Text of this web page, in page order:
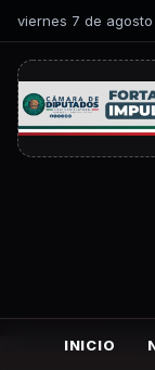
viernes 7 de
INICIO